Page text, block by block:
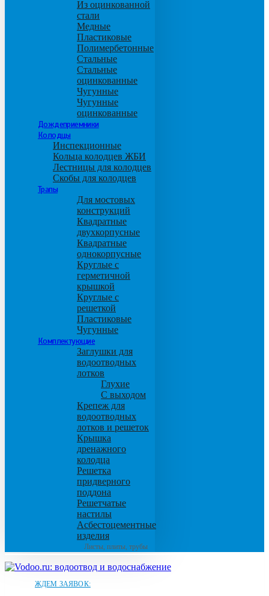
Из оцинкованной
стали
Медные
Пластиковые
Полимербетонные
Стальные
Стальные
оцинкованные
Чугунные
Чугунные
оцинкованные
Дождеприемники
Колодцы
Инспекционные
Кольца колодцев ЖБИ
Лестницы для колодцев
Скобы для колодцев
Трапы
Для мостовых
конструкций
Квадратные
двухкорпусные
Квадратные
однокорпусные
Круглые с
герметичной
крышкой
Круглые с
решеткой
Пластиковые
Чугунные
Комплектующие
Заглушки для
водоотводных
лотков
Глухие
С выходом
Крепеж для
водоотводных
лотков и решеток
Крышка
дренажного
колодца
Решетка
придверного
поддона
Решетчатые
настилы
Асбестоцементные
изделия
Листы, плиты, трубы
ЖДЕМ ЗАЯВОК: